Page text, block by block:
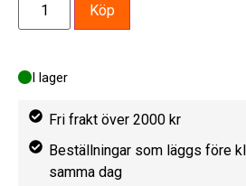
I lager
Köp
Fri frakt över 2000 kr
Beställningar som läggs före
samma dag